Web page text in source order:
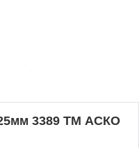
3389 ТМ АСКО